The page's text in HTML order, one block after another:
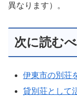
異なります）。
次に読む
伊東市の別荘
貸別荘として